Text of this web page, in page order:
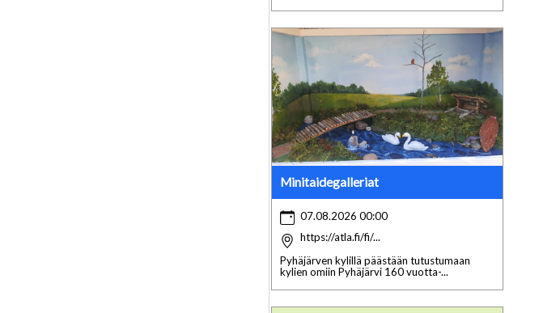
Minitaidegalleriat
07.08.2026 00:00
https://atla.fi/fi/...
Pyhäjärven kylillä päästään tutustumaan
kylien omiin Pyhäjärvi 160 vuotta-...